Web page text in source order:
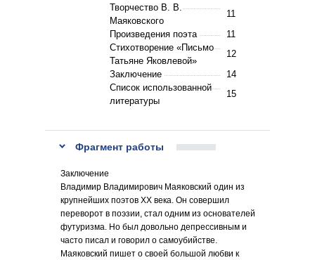
Творчество В. В.
Маяковского
11
Произведения поэта
11
Стихотворение «Письмо
Татьяне Яковлевой»
12
Заключение
14
Список использованной
литературы
15
Фрагмент работы
Заключение
Владимир Владимирович Маяковский один из
крупнейших поэтов XX века. Он совершил
переворот в поэзии, стал одним из основателей
футуризма. Но был довольно депрессивным и
часто писал и говорил о самоубийстве.
Маяковский пишет о своей большой любви к